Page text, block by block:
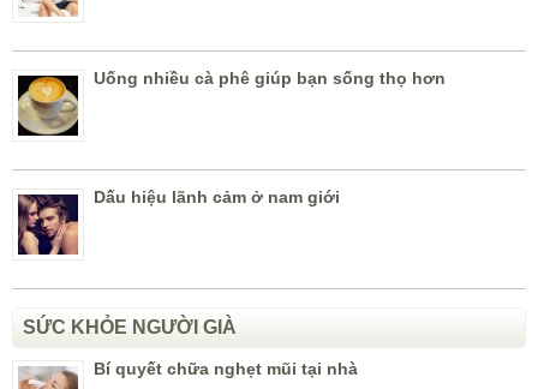
Uống nhiều cà phê giúp bạn sống thọ hơn
Dấu hiệu lãnh cảm ở nam giới
SỨC KHỎE NGƯỜI GIÀ
Bí quyết chữa nghẹt mũi tại nhà